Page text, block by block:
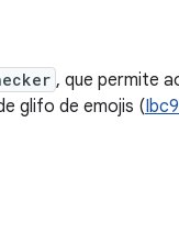
, que permite
glifo de emojis (